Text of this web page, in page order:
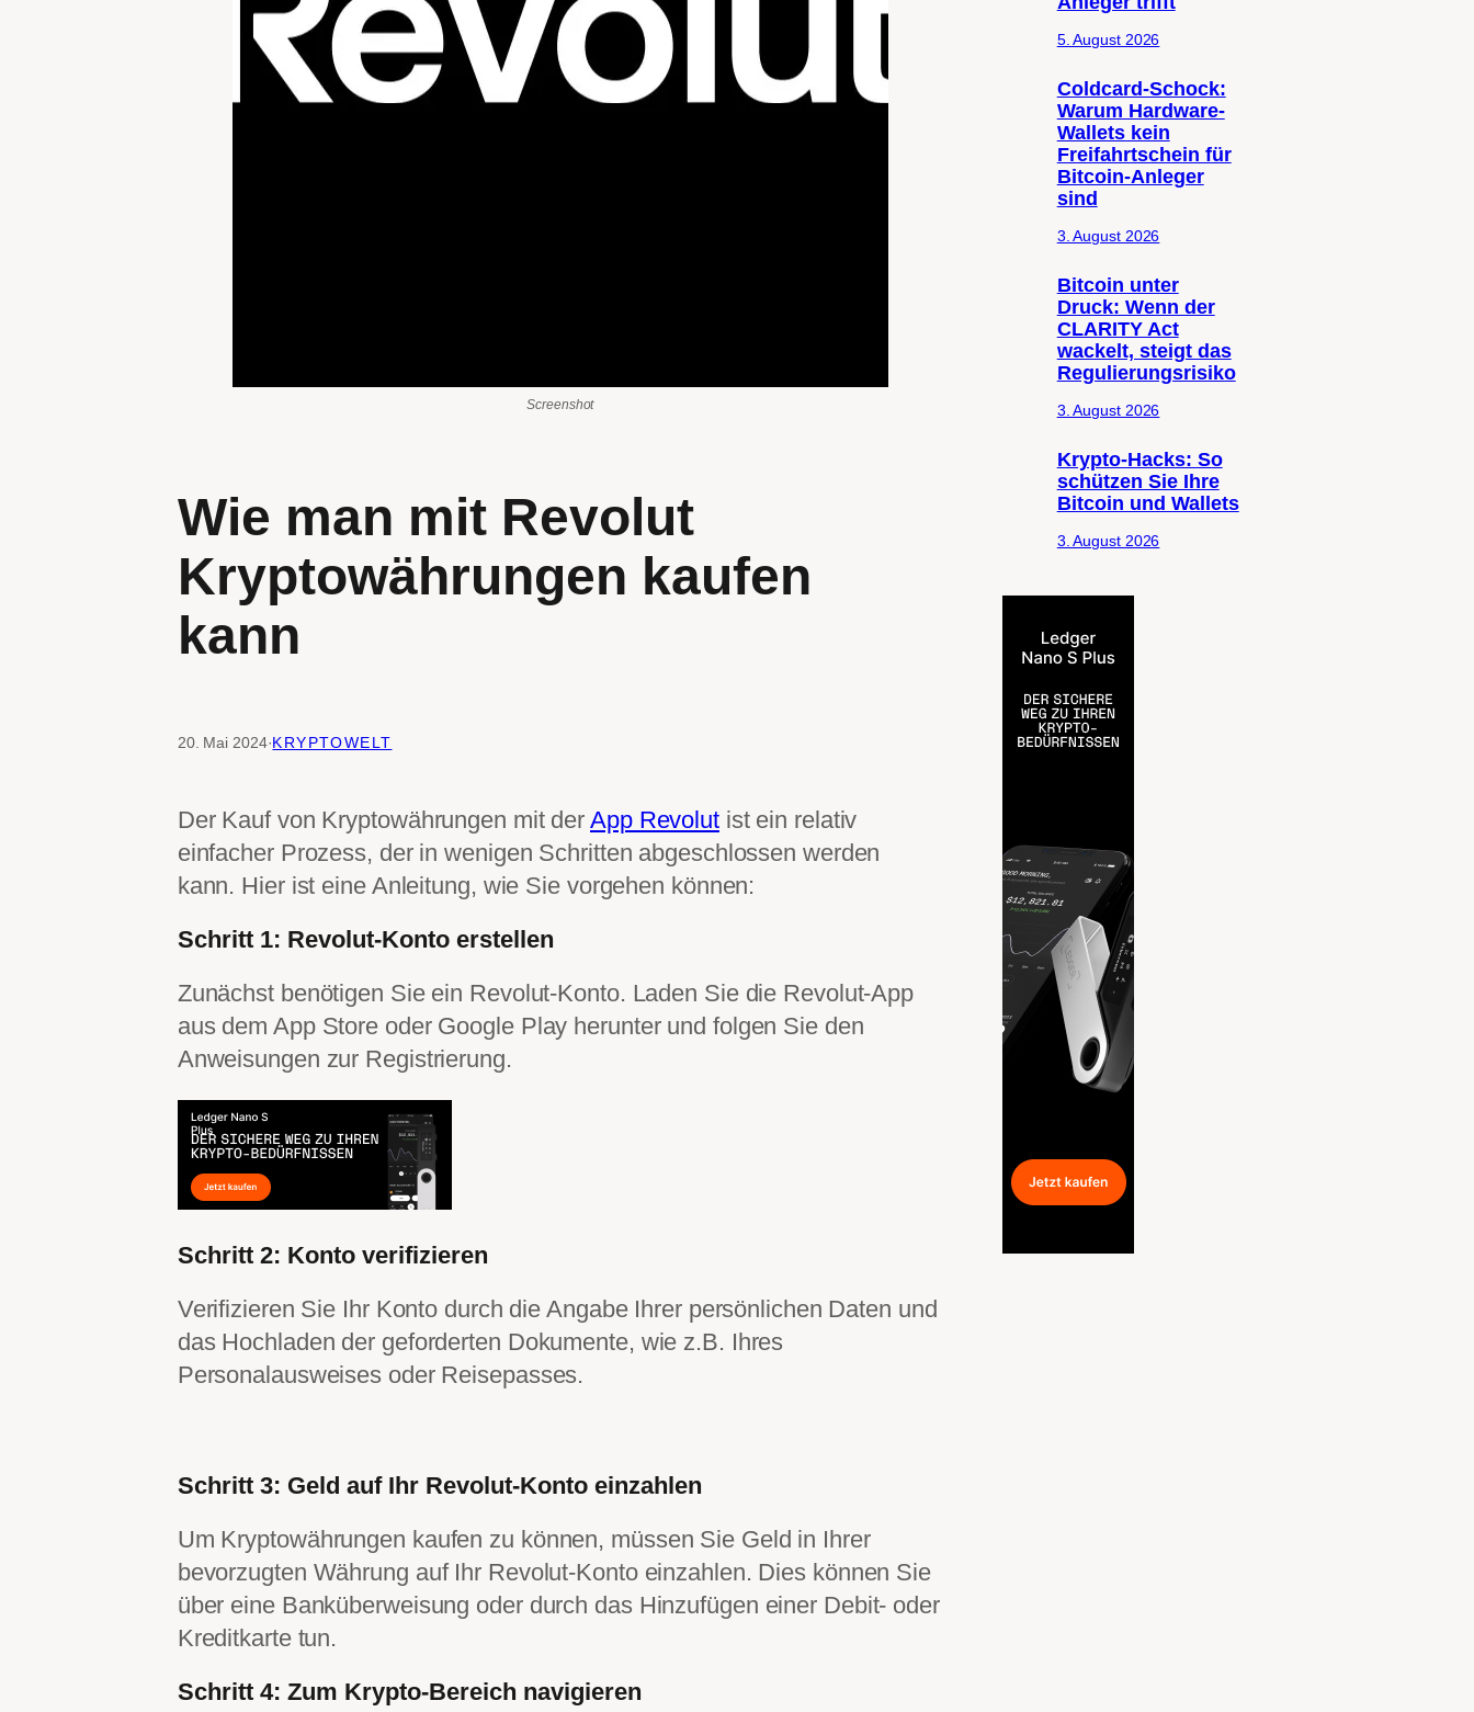
Screenshot
Wie man mit Revolut
Kryptowährungen kaufen
kann
20. Mai 2024·KRYPTOWELT
Der Kauf von Kryptowährungen mit derApp Revolutist ein relativ
einfacher Prozess, der in wenigen Schritten abgeschlossen werden
kann. Hier ist eine Anleitung, wie Sie vorgehen können:
Schritt 1: Revolut-Konto erstellen
Zunächst benötigen Sie ein Revolut-Konto. Laden Sie die Revolut-App
aus dem App Store oder Google Play herunter und folgen Sie den
Anweisungen zur Registrierung.
Schritt 2: Konto verifizieren
Verifizieren Sie Ihr Konto durch die Angabe Ihrer persönlichen Daten und
das Hochladen der geforderten Dokumente, wie z.B. Ihres
Personalausweises oder Reisepasses.
Schritt 3: Geld auf Ihr Revolut-Konto einzahlen
Um Kryptowährungen kaufen zu können, müssen Sie Geld in Ihrer
bevorzugten Währung auf Ihr Revolut-Konto einzahlen. Dies können Sie
über eine Banküberweisung oder durch das Hinzufügen einer Debit- oder
Kreditkarte tun.
Schritt 4: Zum Krypto-Bereich navigieren
5. August 2026
Coldcard-Schock:
Warum Hardware-
Wallets kein
Freifahrtschein für
Bitcoin-Anleger
sind
3. August 2026
Bitcoin unter
Druck: Wenn der
CLARITY Act
wackelt, steigt das
Regulierungsrisiko
3. August 2026
Krypto-Hacks: So
schützen Sie Ihre
Bitcoin und Wallets
3. August 2026